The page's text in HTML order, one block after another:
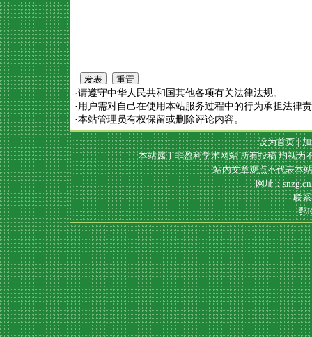
·请遵守中华人民共和国其他各项有关法律法规。
·用户需对自己在使用本站服务过程中的行为承担法律
·本站管理员有权保留或删除评论内容。
设为首页|
本站属于非盈利学术网站 所有投稿 均视为
站内文章观点不代表本
网址：
联
鄂